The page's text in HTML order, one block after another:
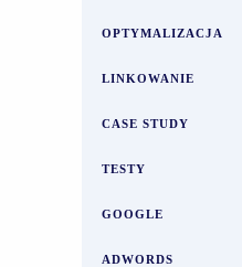
OPTYMALIZACJA
LINKOWANIE
CASE STUDY
TESTY
GOOGLE
ADWORDS